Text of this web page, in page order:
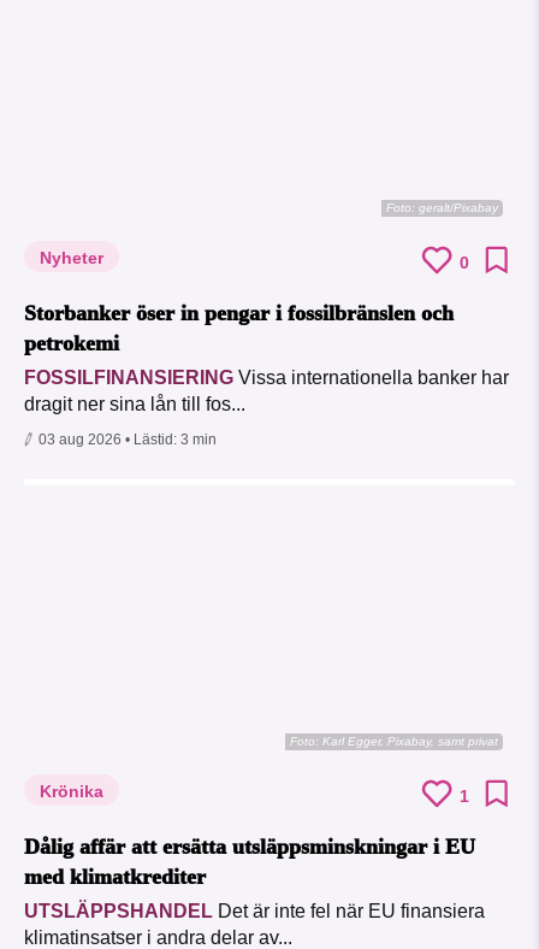
Foto: geralt/Pixabay
Nyheter 0
Storbanker öser in pengar i fossilbränslen och
petrokemi
FOSSILFINANSIERING Vissa internationella banker har
dragit ner sina lån till fos...
03 aug 2026 • Lästid: 3 min
Foto: Karl Egger, Pixabay, samt privat
Krönika 1
Dålig affär att ersätta utsläppsminskningar i EU
med klimatkrediter
UTSLÄPPSHANDEL Det är inte fel när EU finansiera
klimatinsatser i andra delar av...